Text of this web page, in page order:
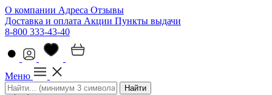
О компании Адреса Отзывы
Доставка и оплата Акции Пункты выдачи
8-800 333-43-40
Меню
Найти